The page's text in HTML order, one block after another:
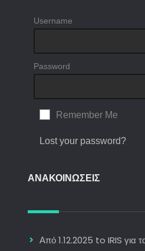
Username
Password
Remember Me
Lost your password?
ΑΝΑΚΟΙΝΩΣΕΙΣ
Από 1.12.2025 to IRIS για